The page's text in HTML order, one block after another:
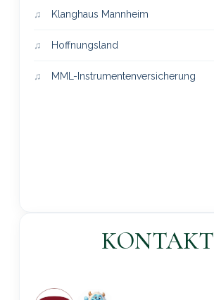
Klanghaus Mannheim
Hoffnungsland
MML-Instrumentenversicherung
KONTAKT